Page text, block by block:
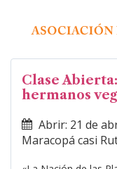
CALENDARIO
Clase
hermanos
Abrir: 21 de
Maracopá casi